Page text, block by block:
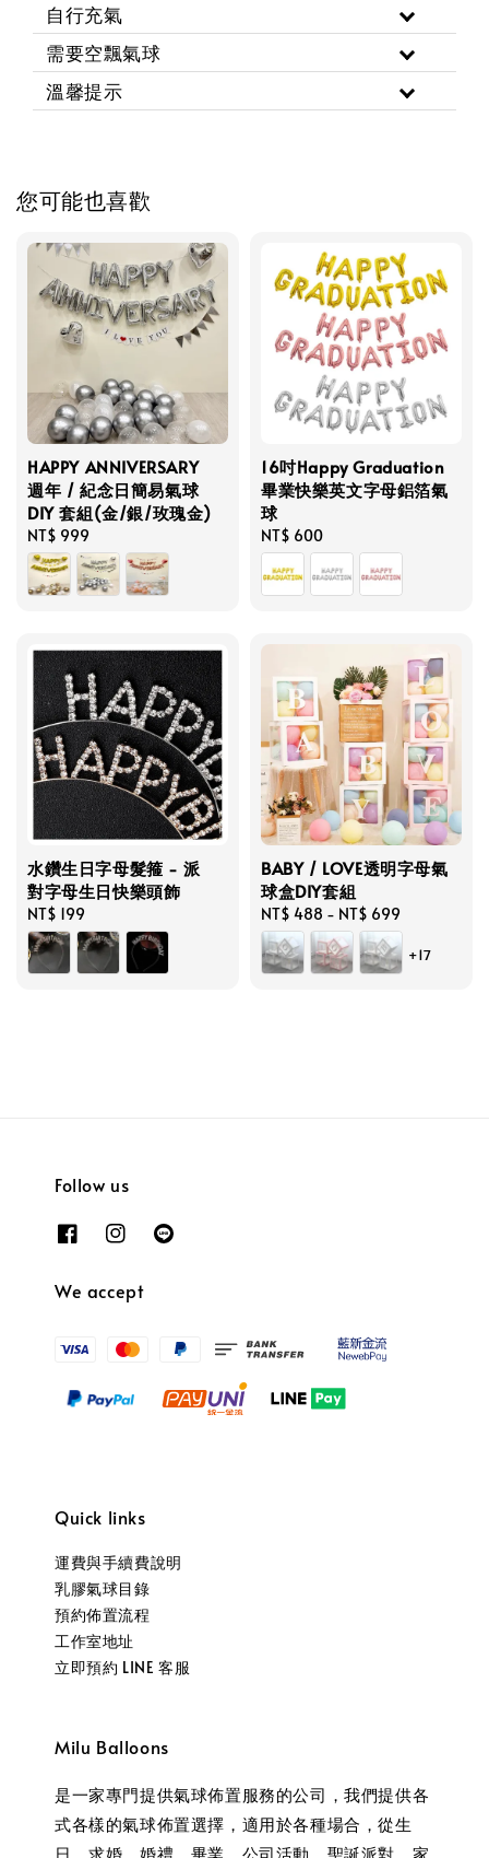
自行充氣
需要空飄氣球
溫馨提示
您可能也喜歡
HAPPY ANNIVERSARY
週年 / 紀念日簡易氣球
DIY 套組(金/銀/玫瑰金)
Regular
price
NT$ 999
16吋Happy Graduation
畢業快樂英文字母鋁箔氣
球
Regular
price
NT$ 600
水鑽生日字母髮箍 - 派
對字母生日快樂頭飾
Regular
price
NT$ 199
BABY / LOVE透明字母氣
球盒DIY套組
Regular
price
NT$ 488 - NT$ 699
+17
Follow us
We accept
Quick links
運費與手續費說明
乳膠氣球目錄
預約佈置流程
工作室地址
立即預約 LINE 客服
Milu Balloons
是一家專門提供氣球佈置服務的公司，我們提供各
式各樣的氣球佈置選擇，適用於各種場合，從生
日、求婚、婚禮、畢業、公司活動、聖誕派對、家